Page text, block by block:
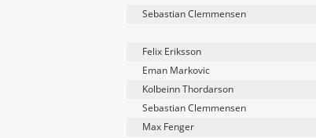
Sebastian Clemmensen
Felix Eriksson
Eman Markovic
Kolbeinn Thordarson
Sebastian Clemmensen
Max Fenger